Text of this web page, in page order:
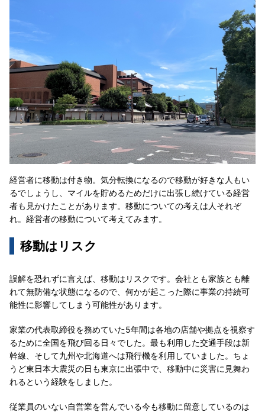
経営者に移動は付き物。気分転換になるので移動が好きな人もい
るでしょうし、マイルを貯めるためだけに出張し続けている経営
者も見かけたことがあります。移動についての考えは人それぞ
れ。経営者の移動について考えてみます。
移動はリスク
誤解を恐れずに言えば、移動はリスクです。会社とも家族とも離
れて無防備な状態になるので、何かが起こった際に事業の持続可
能性に影響してしまう可能性があります。
家業の代表取締役を務めていた5年間は各地の店舗や拠点を視察す
るために全国を飛び回る日々でした。最も利用した交通手段は新
幹線、そして九州や北海道へは飛行機を利用していました。ちょ
うど東日本大震災の日も東京に出張中で、移動中に災害に見舞わ
れるという経験をしました。
従業員のいない自営業を営んでいる今も移動に留意しているのは